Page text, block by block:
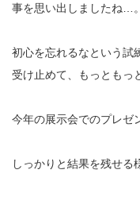
事を思い出しましたね…。
初心を忘れるなという試
受け止めて、もっともっ
今年の展示会でのプレゼ
しっかりと結果を残せる